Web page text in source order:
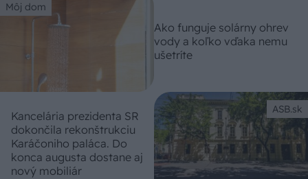
Môj dom
Ako funguje solárny ohrev
vody a koľko vďaka nemu
ušetríte
ASB.sk
Kancelária prezidenta SR
dokončila rekonštrukciu
Karáčoniho paláca. Do
konca augusta dostane aj
nový mobiliár